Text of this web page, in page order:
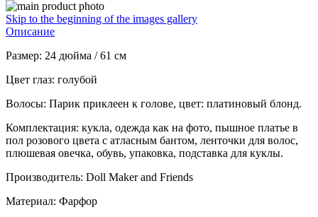
Skip to the beginning of the images gallery
Описание
Размер: 24 дюйма / 61 см
Цвет глаз: голубой
Волосы: Парик приклеен к голове, цвет: платиновый блонд.
Комплектация: кукла, одежда как на фото, пышное платье в
пол розового цвета с атласным бантом, ленточки для волос,
плюшевая овечка, обувь, упаковка, подставка для куклы.
Производитель: Doll Maker and Friends
Материал: Фарфор